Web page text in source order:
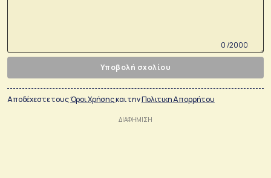
0 /2000
Υποβολή σχολίου
Αποδέχεστε τουςΌροι Χρήσηςκαι τηνΠολιτικη Απορρήτου